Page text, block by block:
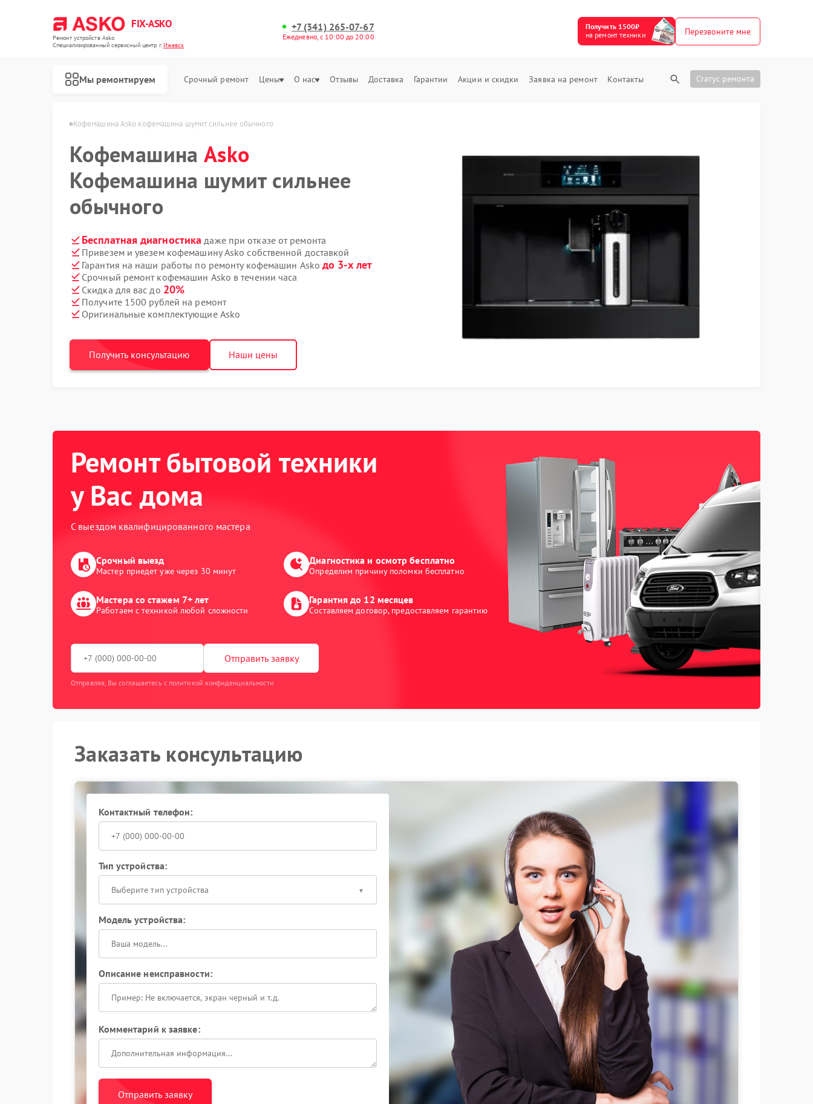
FIX-ASKO
Ремонт устройств Asko
Специализированный cервисный центр г.Ижевск
+7 (341) 265-07-67
Ежедневно, с 10:00 до 20:00
Получить 1500₽
на ремонт техники
Перезвоните мне
Мы ремонтируем Срочный ремонт Цены О нас Отзывы Доставка Гарантии Акции и скидки Заявка на ремонт Контакты Статус ремонта
Кофемашина Asko кофемашина шумит сильнее обычного
Кофемашина Asko
Кофемашина шумит сильнее
обычного
Бесплатная диагностика даже при отказе от ремонта
Привезем и увезем кофемашину Asko собственной доставкой
Гарантия на наши работы по ремонту кофемашин Asko до 3-х лет
Срочный ремонт кофемашин Asko в течении часа
Скидка для вас до 20%
Получите 1500 рублей на ремонт
Оригинальные комплектующие Asko
Получить консультацию Наши цены
Ремонт бытовой техники
у Вас дома
С выездом квалифицированного мастера
Срочный выезд
Мастер приедет уже через 30 минут
Диагностика и осмотр бесплатно
Определим причину поломки бесплатно
Мастера со стажем 7+ лет
Работаем с техникой любой сложности
Гарантия до 12 месяцев
Составляем договор, предоставляем гарантию
Отправить заявку
Отправляя, Вы соглашаетесь с политикой конфиденциальности
Заказать консультацию
Контактный телефон:
Тип устройства:
Выберите тип устройства
Модель устройства:
Описание неисправности:
Комментарий к заявке:
Отправить заявку